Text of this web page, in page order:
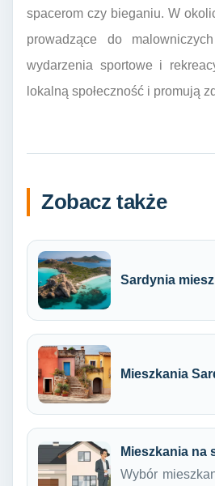
spacerom czy bieganiu. W
prowadzące do
wydarzenia sportowe i
lokalną społeczność i promują
Zobacz także
Sardynia
Mieszkania
Mieszkania na
Wybór